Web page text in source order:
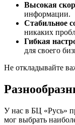
Высокая
информации.
Стабильное
никаких
Гибкая
для своего
Не откладывайте
У нас в БЦ «Русь»
мог выбрать